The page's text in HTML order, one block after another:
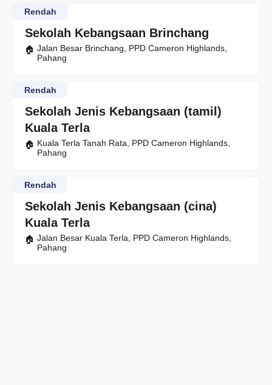
Sekolah Kebangsaan Brinchang
Rendah
Jalan Besar Brinchang, PPD Cameron Highlands,
Pahang
Sekolah Jenis Kebangsaan (tamil)
Kuala Terla
Rendah
Kuala Terla Tanah Rata, PPD Cameron Highlands,
Pahang
Sekolah Jenis Kebangsaan (cina)
Kuala Terla
Rendah
Jalan Besar Kuala Terla, PPD Cameron Highlands,
Pahang